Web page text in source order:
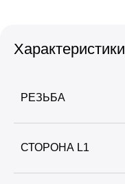
Характеристики
РЕЗЬБА
СТОРОНА L1